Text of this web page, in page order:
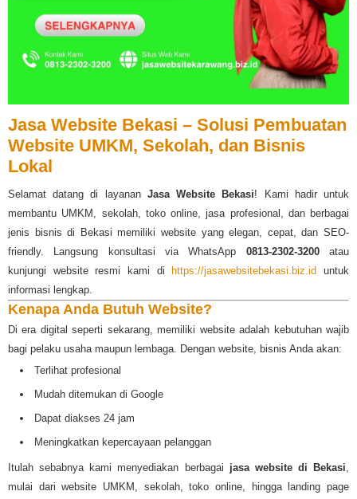
Jasa Website Bekasi – Solusi Pembuatan
Website UMKM, Sekolah, dan Bisnis
Lokal
Selamat datang di layanan Jasa Website Bekasi! Kami hadir untuk
membantu UMKM, sekolah, toko online, jasa profesional, dan berbagai
jenis bisnis di Bekasi memiliki website yang elegan, cepat, dan SEO-
friendly. Langsung konsultasi via WhatsApp 0813-2302-3200atau
kunjungi website resmi kami di
https://jasawebsitebekasi.biz.id untuk
informasi lengkap.
Kenapa Anda Butuh Website?
Di era digital seperti sekarang, memiliki website adalah kebutuhan wajib
bagi pelaku usaha maupun lembaga. Dengan website, bisnis Anda akan:
Terlihat profesional
Mudah ditemukan di Google
Dapat diakses 24 jam
Meningkatkan kepercayaan pelanggan
Itulah sebabnya kami menyediakan berbagai jasa website di Bekasi,
mulai dari website UMKM, sekolah, toko online, hingga landing page